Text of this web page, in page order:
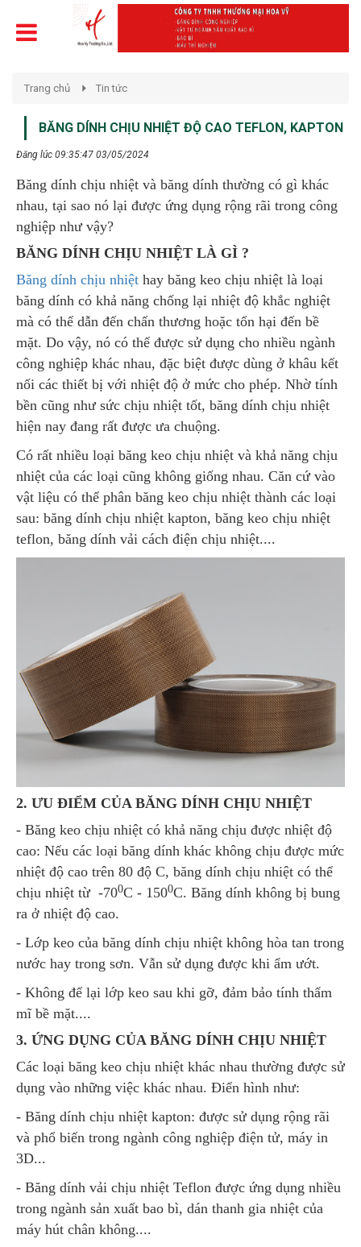
Trang chủ Tin tức
BĂNG DÍNH CHỊU NHIỆT ĐỘ CAO TEFLON, KAPTON
Đăng lúc 09:35:47 03/05/2024
Băng dính chịu nhiệt và băng dính thường có gì khác
nhau, tại sao nó lại được ứng dụng rộng rãi trong công
nghiệp như vậy?
BĂNG DÍNH CHỊU NHIỆT LÀ GÌ ?
Băng dính chịu nhiệt hay băng keo chịu nhiệt là loại
băng dính có khả năng chống lại nhiệt độ khắc nghiệt
mà có thể dẫn đến chấn thương hoặc tổn hại đến bề
mặt. Do vậy, nó có thể được sử dụng cho nhiều ngành
công nghiệp khác nhau, đặc biệt được dùng ở khâu kết
nối các thiết bị với nhiệt độ ở mức cho phép. Nhờ tính
bền cũng như sức chịu nhiệt tốt, băng dính chịu nhiệt
hiện nay đang rất được ưa chuộng.
Có rất nhiều loại băng keo chịu nhiệt và khả năng chịu
nhiệt của các loại cũng không giống nhau. Căn cứ vào
vật liệu có thể phân băng keo chịu nhiệt thành các loại
sau: băng dính chịu nhiệt kapton, băng keo chịu nhiệt
teflon, băng dính vải cách điện chịu nhiệt....
2. ƯU ĐIỂM CỦA BĂNG DÍNH CHỊU NHIỆT
- Băng keo chịu nhiệt có khả năng chịu được nhiệt độ
cao: Nếu các loại băng dính khác không chịu được mức
nhiệt độ cao trên 80 độ C, băng dính chịu nhiệt có thể
chịu nhiệt từ -700C - 1500C. Băng dính không bị bung
ra ở nhiệt độ cao.
- Lớp keo của băng dính chịu nhiệt không hòa tan trong
nước hay trong sơn. Vẫn sử dụng được khi ẩm ướt.
- Không để lại lớp keo sau khi gỡ, đảm bảo tính thẩm
mĩ bề mặt....
3. ỨNG DỤNG CỦA BĂNG DÍNH CHỊU NHIỆT
Các loại băng keo chịu nhiệt khác nhau thường được sử
dụng vào những việc khác nhau. Điển hình như:
- Băng dính chịu nhiệt kapton: được sử dụng rộng rãi
và phổ biến trong ngành công nghiệp điện tử, máy in
3D...
- Băng dính vải chịu nhiệt Teflon được ứng dụng nhiều
trong ngành sản xuất bao bì, dán thanh gia nhiệt của
máy hút chân không....